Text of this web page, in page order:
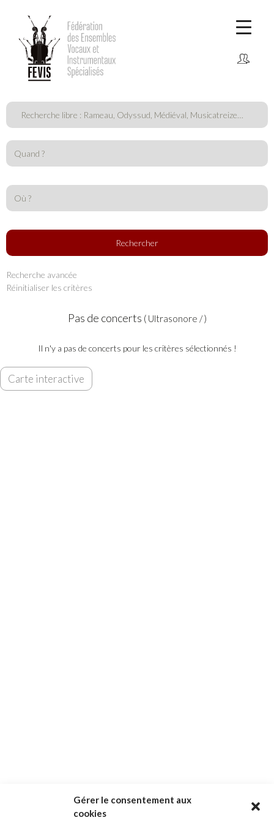
Gérer le consentement aux
cookies
Rechercher
Pas de concerts ( Ultrasonore / )
Il n'y a pas de concerts pour les critères sélectionnés !
Carte interactive